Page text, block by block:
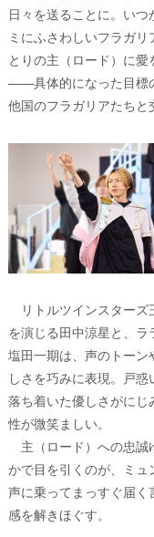
日々を送ることに。い
ミにふさわしいフラガ
とりの主（ロード）に
――具体的になった目標
他国のフラガリアたちと
リトルツインスターズ
を演じる田中涼星と、ラ
塩田一期は、声のトーン
しさを巧みに表現。戸惑
落ち着いた優しさがに
性が微笑ましい。
主（ロード）への忠誠
かで目を引くのが、ミ
声に乗ってまっすぐ届
感を解きほぐす。